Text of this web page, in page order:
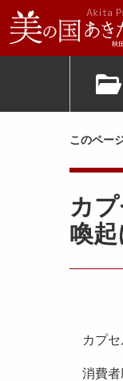
このペー
カ
喚
カプセ
消費者